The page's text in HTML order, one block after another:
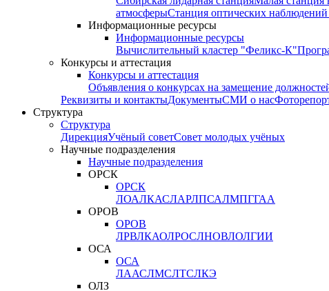
атмосферыСтанция оптических наблюдений
Информационные ресурсы
Информационные ресурсы
Вычислительный кластер "Феликс-К"
Конкурсы и аттестация
Конкурсы и аттестация
Объявления о конкурсах на замещение
Реквизиты и контактыДокументыСМИ о нас
Структура
Структура
ДирекцияУчёный советСовет молодых учёных
Научные подразделения
Научные подразделения
ОРСК
ОРСК
ЛОАЛКАСЛАРЛПСАЛМПГГАА
ОРОВ
ОРОВ
ЛРВЛКАОЛРОСЛНОВЛОЛГИИ
ОСА
ОСА
ЛААСЛМСЛТСЛКЭ
ОЛЗ